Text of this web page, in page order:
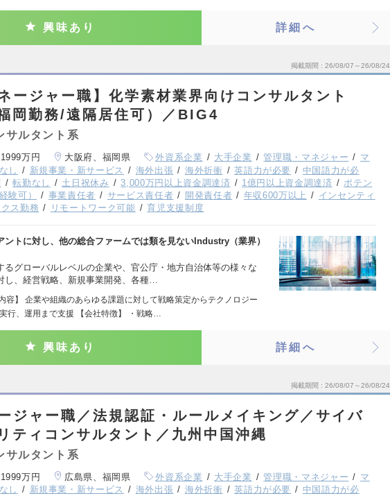
興味あり 詳細へ
掲載期間 26/08/07～26/08/24
ネージャー職】化学素材業界向けコンサルタント
岡勤務/遠隔居住可）／BIG4
サルタント系
万円 大阪府、福岡県 外資系企業 大手企業 管理職・マネジャー
マ
し
新規事業・新サービス 海外出張 海外折衝 英語力が必要
中国語力が必
転勤なし 土日祝休み 3,000万円以上資金調達済 1億円以上資金調達済
ポテン
験可）
事業責任者 サービス責任者 開発責任者 年収600万以上
インセンティ
ス勤務 リモートワーク可能 育児支援制度
ントに対し、他の総合ファームでは類を見ないIndustry（業界）
るグローバルレベルの企業や、官公庁・地方自治体等の様々な
し、経営戦略、新規事業開発、各種…
内容】 企業や組織のあらゆる課題に対して戦略策定からテクノロジー
行、運用まで支援 【会社特徴】 ・戦略…
興味あり 詳細へ
掲載期間 26/08/07～26/08/24
ジャー職／法規認証・ルールメイキング／サイバ
ティコンサルタント／九州中国沖縄
サルタント系
万円 広島県、福岡県 外資系企業 大手企業 管理職・マネジャー
マ
し
新規事業・新サービス 海外出張 海外折衝 英語力が必要
中国語力が必